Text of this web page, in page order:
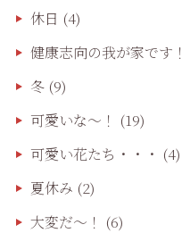
休日 (4)
健康志向の我が家です！
冬(9)
可愛いな〜！ (19)
可愛い花たち・・・ (4)
夏休み (2)
大変だ〜！ (6)